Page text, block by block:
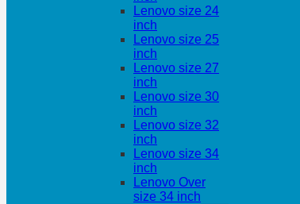
Lenovo size 24
inch
Lenovo size 25
inch
Lenovo size 27
inch
Lenovo size 30
inch
Lenovo size 32
inch
Lenovo size 34
inch
Lenovo Over
size 34 inch